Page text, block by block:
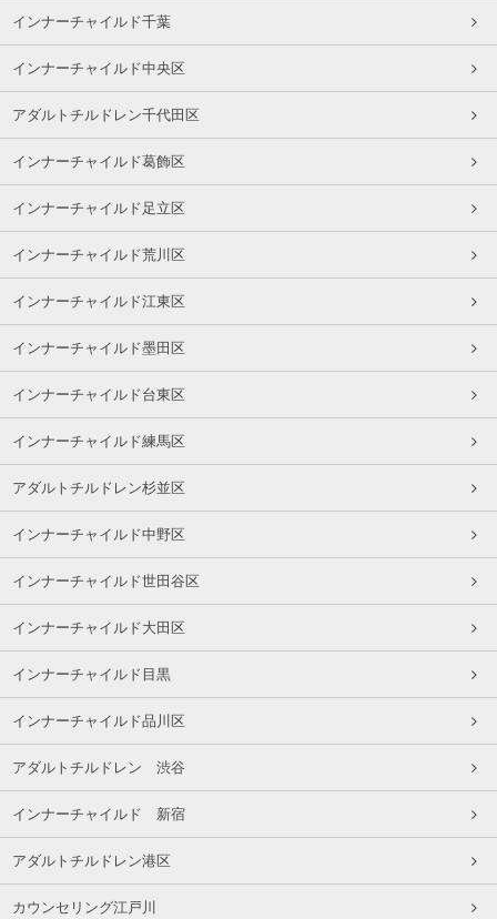
インナーチャイルド千葉
インナーチャイルド中央区
アダルトチルドレン千代田区
インナーチャイルド葛飾区
インナーチャイルド足立区
インナーチャイルド荒川区
インナーチャイルド江東区
インナーチャイルド墨田区
インナーチャイルド台東区
インナーチャイルド練馬区
アダルトチルドレン杉並区
インナーチャイルド中野区
インナーチャイルド世田谷区
インナーチャイルド大田区
インナーチャイルド目黒
インナーチャイルド品川区
アダルトチルドレン 渋谷
インナーチャイルド 新宿
アダルトチルドレン港区
カウンセリング江戸川